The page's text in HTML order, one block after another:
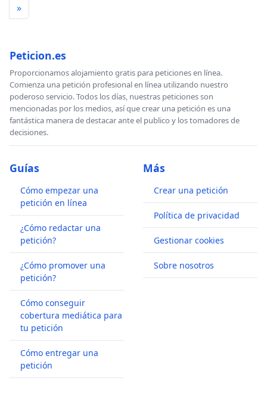
»
Peticion.es
Proporcionamos alojamiento gratis para peticiones en línea.
Comienza una petición profesional en línea utilizando nuestro
poderoso servicio. Todos los días, nuestras peticiones son
mencionadas por los medios, así que crear una petición es una
fantástica manera de destacar ante el publico y los tomadores de
decisiones.
Guías
Cómo empezar una
petición en línea
¿Cómo redactar una
petición?
¿Cómo promover una
petición?
Cómo conseguir
cobertura mediática para
tu petición
Cómo entregar una
petición
Más
Crear una petición
Política de privacidad
Gestionar cookies
Sobre nosotros